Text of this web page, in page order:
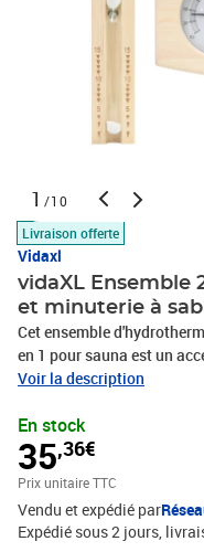
1 /10
Livraison offerte
Vidaxl
vidaXL Ensemble
et minuterie à
Cet ensemble
en 1 pour sauna est un
sauna. Il vous aide à
important de contrôler la
sauna. Avec le
pouvez mesurer l'humidité
précision.Verre résistant à
chaleur,
conçus pour résister à
Voir la description
En stock
35,36€
Prix unitaire TTC
Vendu et expédié par
Expédié sous 2 jours